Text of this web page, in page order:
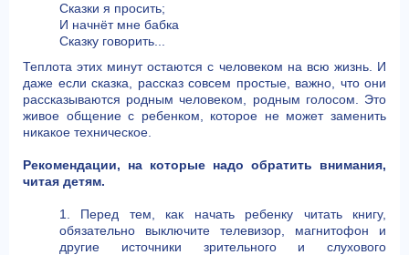
Сказки я просить;
И начнёт мне бабка
Сказку говорить...
Теплота этих минут остаются с человеком на всю жизнь. И
даже если сказка, рассказ совсем простые, важно, что они
рассказываются родным человеком, родным голосом. Это
живое общение с ребенком, которое не может заменить
никакое техническое.
Рекомендации, на которые надо обратить внимания,
читая детям.
1. Перед тем, как начать ребенку читать книгу,
обязательно выключите телевизор, магнитофон и
другие источники зрительного и слухового